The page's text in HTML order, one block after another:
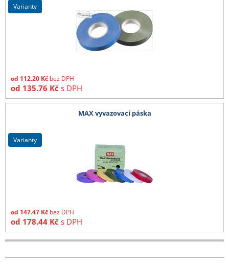
od 112.20 Kč bez DPH
od 135.76 Kč s DPH
varianty
MAX vyvazovací páska
od 147.47 Kč bez DPH
od 178.44 Kč s DPH
varianty